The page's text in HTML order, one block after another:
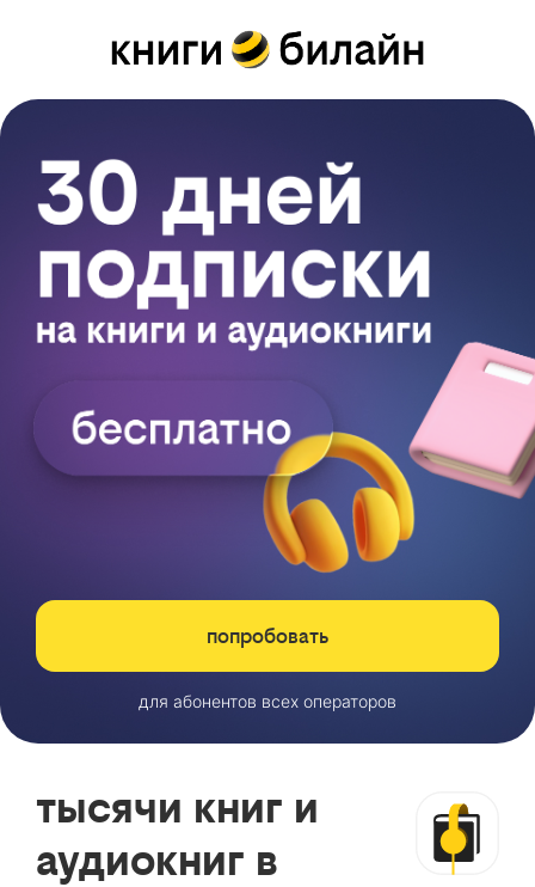
попробовать
для абонентов всех операторов
тысячи книг и
аудиокниг в